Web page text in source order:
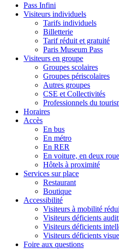
Pass Infini
Visiteurs individuels
Tarifs individuels
Billetterie
Tarif réduit et gratuité
Paris Museum Pass
Visiteurs en groupe
Groupes scolaires
Groupes périscolaires
Autres groupes
CSE et Collectivités
Professionnels du
Horaires
Accès
En bus
En métro
En RER
En voiture, en deux
Hôtels à proximité
Services sur place
Restaurant
Boutique
Accessibilité
Visiteurs à mobilité
Visiteurs déficients
Visiteurs déficients
Visiteurs déficients
Foire aux questions